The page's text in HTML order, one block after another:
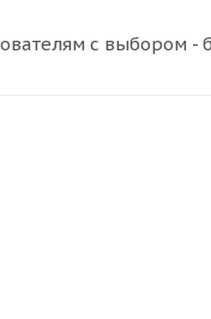
с выбором -